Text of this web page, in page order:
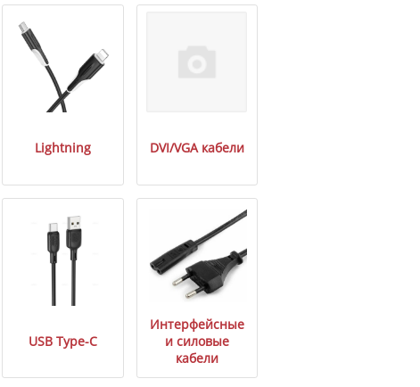
Lightning DVI/VGA кабели
USB Type-C
Интерфейсные
и силовые
кабели